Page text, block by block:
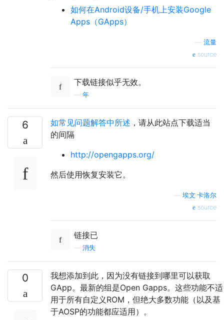
如何在Android设备/手机上安装Google
Apps（GApps）
流量
source
下载链接似乎无效。
年
6 如常见问题解答中所述 ，请从此站点下载适当
的间隔
http://opengapps.org/
然后使用恢复安装它。
埃文·卡洛尔
source
链接已
消失
0
我想添加到此，因为没有链接到哪里可以获取
GApp。最新的组是Open Gapps。这些功能不适
用于所有自定义ROM，但绝大多数功能（以及基
于AOSP的功能都应适用）。